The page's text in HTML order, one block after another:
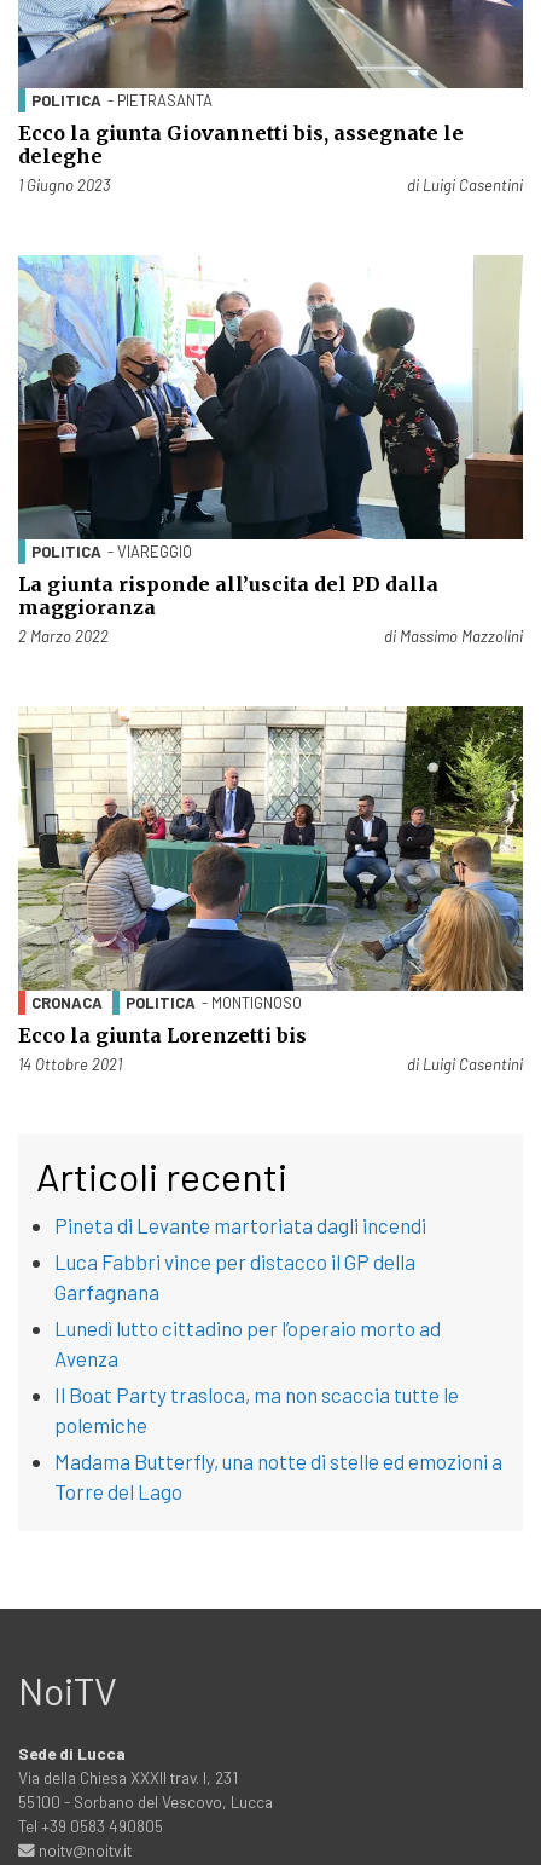
POLITICA - PIETRASANTA
Ecco la giunta Giovannetti bis, assegnate le
deleghe
Pubblicato il
1 Giugno 2023 di Luigi Casentini
POLITICA - VIAREGGIO
La giunta risponde all’uscita del PD dalla
maggioranza
Pubblicato il
2 Marzo 2022 di Massimo Mazzolini
CRONACA POLITICA - MONTIGNOSO
Ecco la giunta Lorenzetti bis
Pubblicato il
14 Ottobre 2021 di Luigi Casentini
Articoli recenti
Pineta di Levante martoriata dagli incendi
Luca Fabbri vince per distacco il GP della
Garfagnana
Lunedì lutto cittadino per l’operaio morto ad
Avenza
Il Boat Party trasloca, ma non scaccia tutte le
polemiche
Madama Butterfly, una notte di stelle ed emozioni a
Torre del Lago
NoiTV
Sede di Lucca
Via della Chiesa XXXII trav. I, 231
55100 - Sorbano del Vescovo, Lucca
Tel +39 0583 490805
noitv@noitv.it